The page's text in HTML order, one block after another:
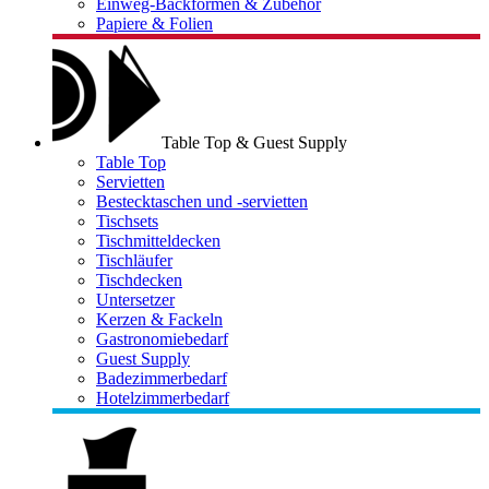
Einweg-Backformen & Zubehör
Papiere & Folien
Table Top & Guest Supply
Table Top
Servietten
Bestecktaschen und -servietten
Tischsets
Tischmitteldecken
Tischläufer
Tischdecken
Untersetzer
Kerzen & Fackeln
Gastronomiebedarf
Guest Supply
Badezimmerbedarf
Hotelzimmerbedarf